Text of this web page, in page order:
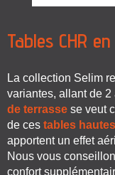
Tables CHR
La collection Selim
variantes, allant de
de terrasse se veut
de ces tables hautes
apportent un effet
Nous vous
confort